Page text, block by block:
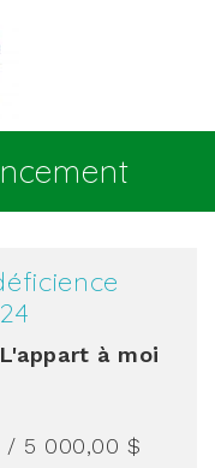
L'appart à moi
/ 5 000,00 $